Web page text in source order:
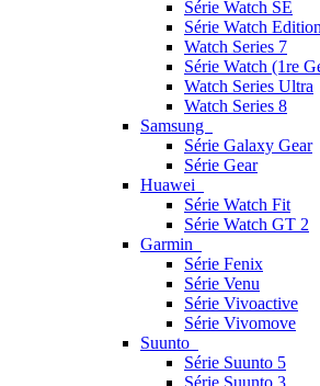
Série Watch SE
Série Watch Edition
Watch Series 7
Série Watch (1re
Watch Series Ultra
Watch Series 8
Samsung
Série Galaxy Gear
Série Gear
Huawei
Série Watch Fit
Série Watch GT 2
Garmin
Série Fenix
Série Venu
Série Vivoactive
Série Vivomove
Suunto
Série Suunto 5
Série Suunto 3